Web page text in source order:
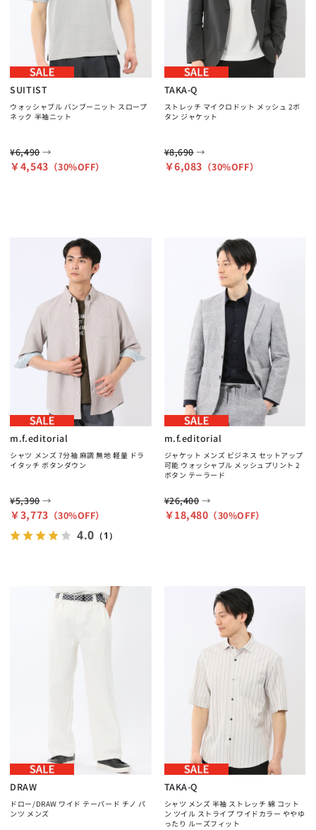
SUITIST
ウォッシャブル バンブーニット スロープ
ネック 半袖ニット
¥6,490 →
￥4,543 （30%OFF）
TAKA-Q
ストレッチ マイクロドット メッシュ 2ボ
タン ジャケット
¥8,690 →
￥6,083 （30%OFF）
m.f.editorial
シャツ メンズ 7分袖 麻調 無地 軽量 ドラ
イタッチ ボタンダウン
¥5,390 →
￥3,773 （30%OFF）
4.0 （1）
m.f.editorial
ジャケット メンズ ビジネス セットアップ
可能 ウォッシャブル メッシュプリント 2
ボタン テーラード
¥26,400 →
￥18,480 （30%OFF）
DRAW
ドロー/DRAW ワイド テーパード チノ パ
ンツ メンズ
TAKA-Q
シャツ メンズ 半袖 ストレッチ 綿 コット
ン ツイル ストライプ ワイドカラー ややゆ
ったり ルーズフィット